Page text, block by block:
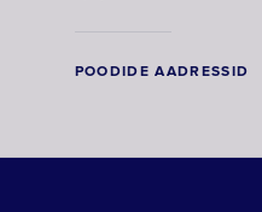
POODIDE AADRESSID